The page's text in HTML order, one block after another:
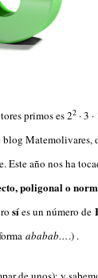
primos es 22 · 3
blog Matemolivares,
Este año nos ha
poligonal o
síes un número de
ababab….) .